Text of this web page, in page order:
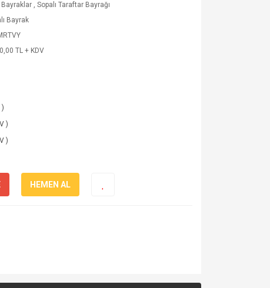
Bayraklar , Sopalı Taraftar Bayrağı
Bayrak
TL + KDV
)
)
)
HEMEN AL